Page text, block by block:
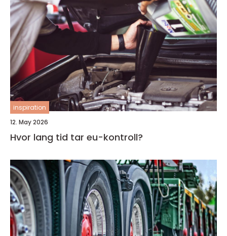
inspiration
12. May 2026
Hvor lang tid tar eu-kontroll?